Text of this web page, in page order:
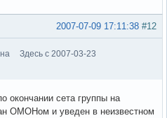
#12
2007-07-09 17:11:38
Здесь с 2007-03-23
окончании сета группы на
ОМОНом и уведен в неизвестном